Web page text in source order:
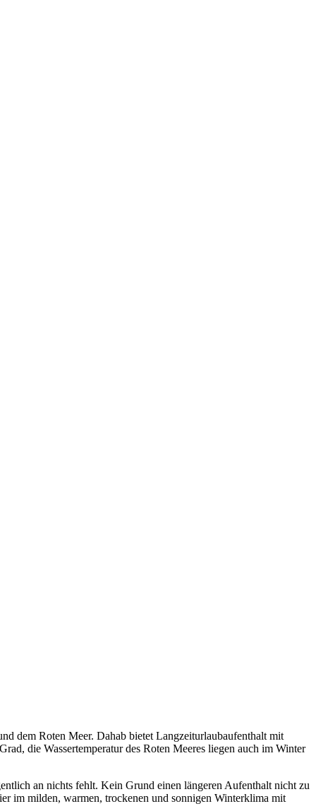
dem Roten Meer. Dahab bietet Langzeiturlaubaufenthalt mit
die Wassertemperatur des Roten Meeres liegen auch im Winter
an nichts fehlt. Kein Grund einen längeren Aufenthalt nicht zu
im milden, warmen, trockenen und sonnigen Winterklima mit